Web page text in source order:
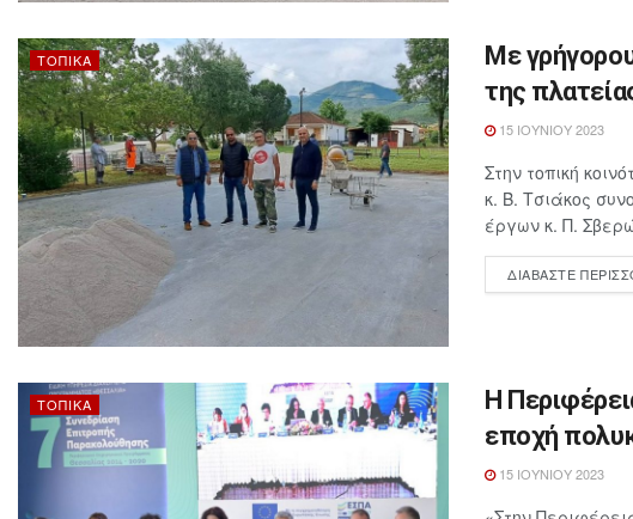
ΤΟΠΙΚΆ
Με
της
15 ΙΟΥΝΊΟΥ 2023
Στην τοπική
κ. Β. Τσιάκος
έργων κ. Π.
ΔΙΑΒΆΣΤΕ
ΤΟΠΙΚΆ
Η
εποχή
15 ΙΟΥΝΊΟΥ 2023